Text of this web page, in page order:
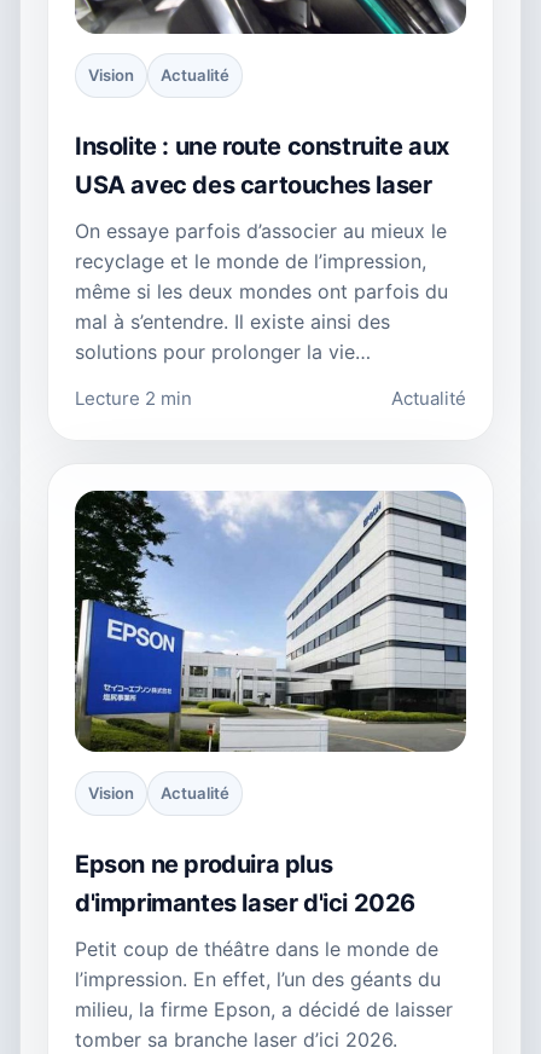
Vision Actualité
Insolite : une route construite aux
USA avec des cartouches laser
On essaye parfois d’associer au mieux le
recyclage et le monde de l’impression,
même si les deux mondes ont parfois du
mal à s’entendre. Il existe ainsi des
solutions pour prolonger la vie…
Lecture 2 min Actualité
Vision Actualité
Epson ne produira plus
d'imprimantes laser d'ici 2026
Petit coup de théâtre dans le monde de
l’impression. En effet, l’un des géants du
milieu, la firme Epson, a décidé de laisser
tomber sa branche laser d’ici 2026.